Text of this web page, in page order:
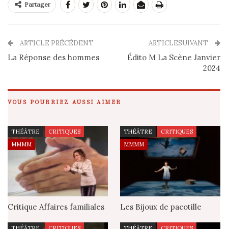
Partager
ARTICLE PRÉCÉDENT
La Réponse des hommes
ARTICLESUIVANT
Édito M La Scène Janvier
2024
VOUS POURRIEZ AUSSI AIMER
THÉÂTRE
CRITIQUES
MMMM
Critique Affaires familiales
THÉÂTRE
CRITIQUES
MMMM
Les Bijoux de pacotille